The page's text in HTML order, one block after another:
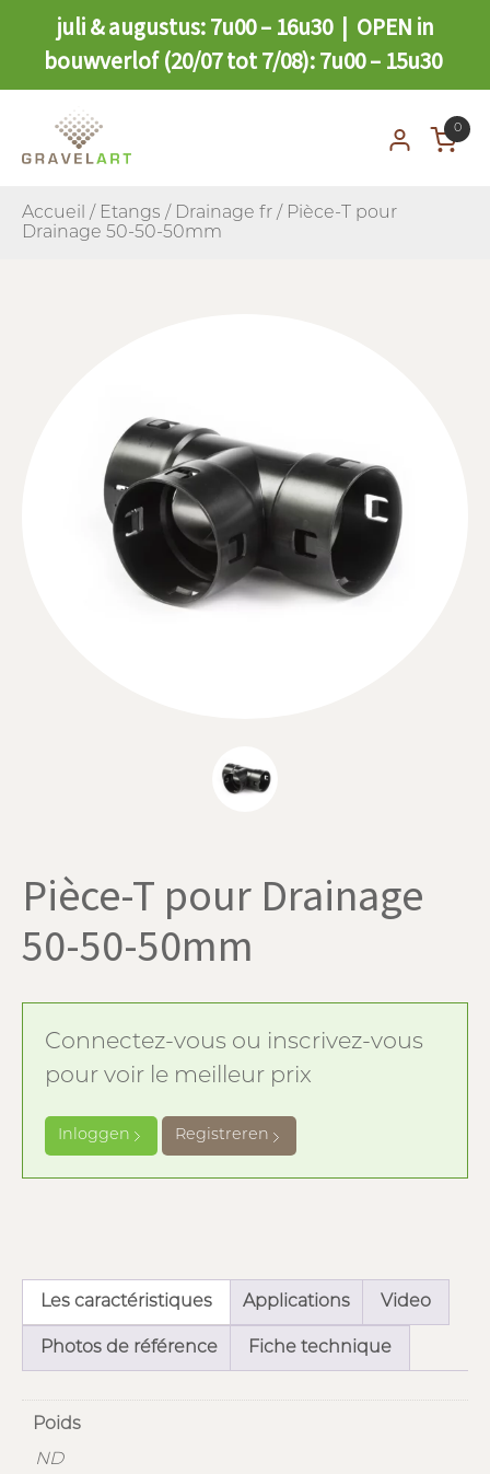
juli & augustus: 7u00 – 16u30 | OPEN in
bouwverlof (20/07 tot 7/08): 7u00 – 15u30
0
Accueil / Etangs / Drainage fr / Pièce-T pour
Drainage 50-50-50mm
Pièce-T pour Drainage
50-50-50mm
Connectez-vous ou inscrivez-vous
pour voir le meilleur prix
Inloggen Registreren
Les caractéristiques Applications Video
Photos de référence Fiche technique
Poids
ND